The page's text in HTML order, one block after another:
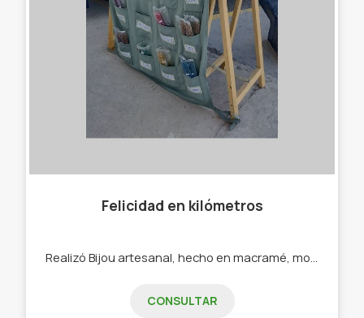
Felicidad en kilómetros
CONSULTAR